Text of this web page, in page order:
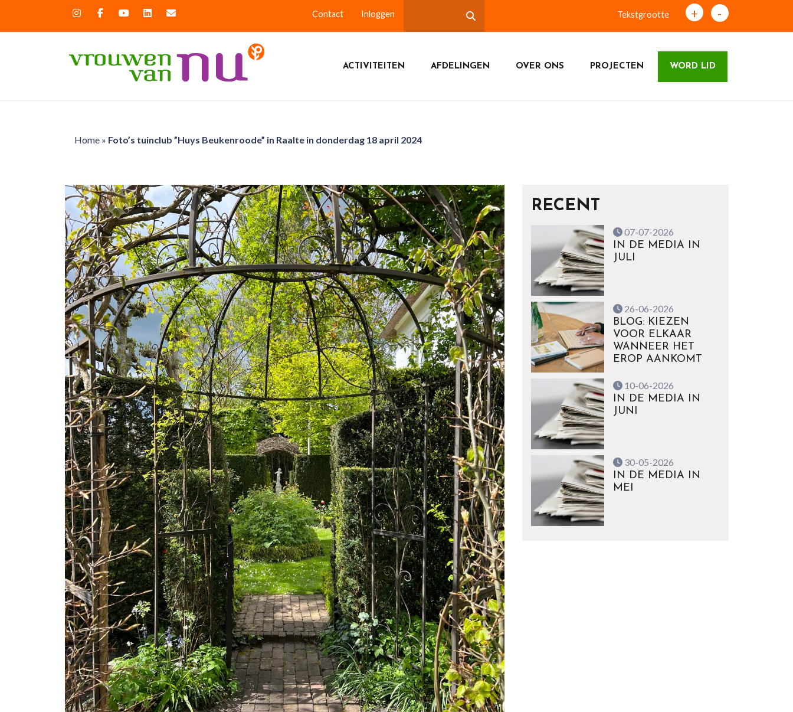
Contact Inloggen Tekstgrootte + -
ACTIVITEITEN AFDELINGEN OVER ONS PROJECTEN WORD LID
Home» Foto’s tuinclub ”Huys Beukenroode” in Raalte in donderdag 18 april 2024
RECENT
07-07-2026
IN DE MEDIA IN
JULI
26-06-2026
BLOG: KIEZEN
VOOR ELKAAR
WANNEER HET
EROP AANKOMT
10-06-2026
IN DE MEDIA IN
JUNI
30-05-2026
IN DE MEDIA IN
MEI